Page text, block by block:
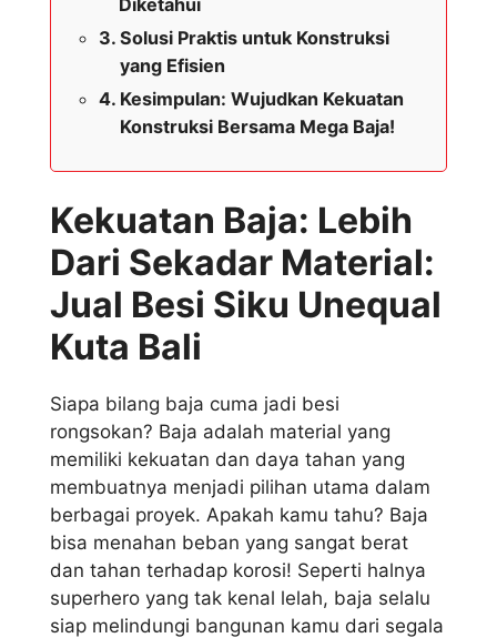
Solusi Praktis untuk Konstruksi
yang Efisien
Kesimpulan: Wujudkan Kekuatan
Konstruksi Bersama Mega Baja!
Kekuatan Baja: Lebih
Dari Sekadar Material:
Jual Besi Siku Unequal
Kuta Bali
Siapa bilang baja cuma jadi besi
rongsokan? Baja adalah material yang
memiliki kekuatan dan daya tahan yang
membuatnya menjadi pilihan utama dalam
berbagai proyek. Apakah kamu tahu? Baja
bisa menahan beban yang sangat berat
dan tahan terhadap korosi! Seperti halnya
superhero yang tak kenal lelah, baja selalu
siap melindungi bangunan kamu dari segala